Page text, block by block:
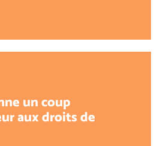
un coup
aux droits de